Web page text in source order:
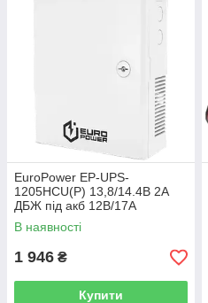
EuroPower EP-UPS-
1205HCU(P) 13,8/14.4В 2А
ДБЖ під акб 12В/17A
В наявності
1 946 ₴
Купити